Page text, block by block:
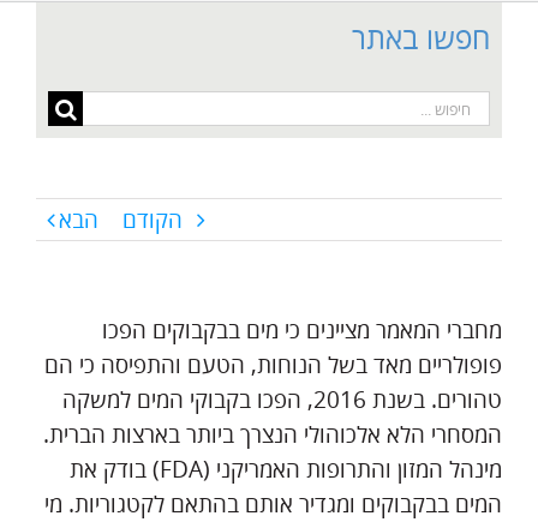
הקודם הבא
מחברי המאמר מציינים כי מים בבקבוקים הפכו
פופולריים מאד בשל הנוחות, הטעם והתפיסה כי הם
טהורים. בשנת 2016, הפכו בקבוקי המים למשקה
המסחרי הלא אלכוהולי הנצרך ביותר בארצות הברית.
מינהל המזון והתרופות האמריקני (FDA) בודק את
המים בבקבוקים ומגדיר אותם בהתאם לקטגוריות. מי
חפשו באתר
חיפוש...